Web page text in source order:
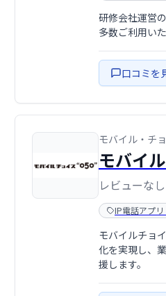
研修会社運営
多数ご利用い
口コミを
モバイル・チ
モバイ
レビューなし
IP電話アプリ
モバイルチョ
化を実現し、
援します。